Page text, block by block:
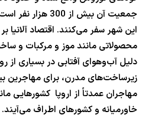
جمعیت آن بیش از
این شهر سفر می‌کنند. اقتصاد آلانیا
محصولاتی مانند موز و مرکبات و
دلیل آب‌وهوای آفتابی در بسیاری از
زیرساخت‌های مدرن، برای مهاجرین
مهاجران عمدتاً از اروپا کشورهایی
خاورمیانه و کشورهای اطراف